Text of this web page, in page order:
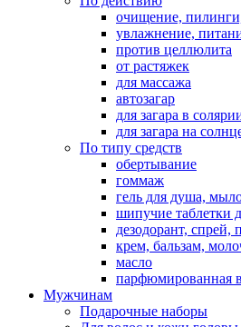
очищение,
увлажнение,
против целлюлита
от растяжек
для массажа
автозагар
для загара в
для загара на
По типу средств
обертывание
гоммаж
гель для душа,
шипучие таблетки
дезодорант, спрей,
крем, бальзам,
масло
парфюмированная
Мужчинам
Подарочные наборы